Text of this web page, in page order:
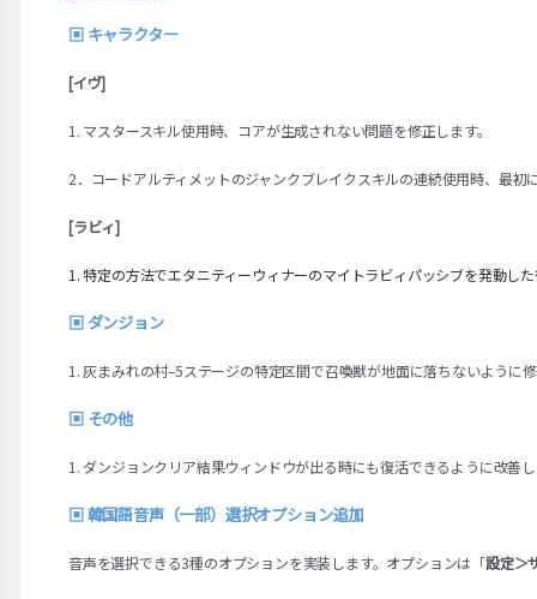
▣キャラクター
[イヴ]
1. マスタースキル使用時、コアが生成されない問題を修正します。
2．コードアルティメットのジャンクブレイクスキルの連続使用時、最
[ラビィ]
1. 特定の方法でエタニティーウィナーのマイトラビィパッシブを発動し
▣ダンジョン
1. 灰まみれの村–5ステージの特定区間で召喚獣が地面に落ちないように
▣その他
1. ダンジョンクリア結果ウィンドウが出る時にも復活できるように改善
▣韓国語音声（一部）選択オプション追加
音声を選択できる3種のオプションを実装します。オプションは「設定＞